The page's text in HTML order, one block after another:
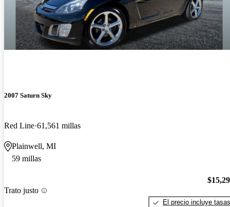
2007 Saturn Sky
Red Line 61,561 millas
Plainwell, MI
59 millas
Trato justo
El precio incluye tasas